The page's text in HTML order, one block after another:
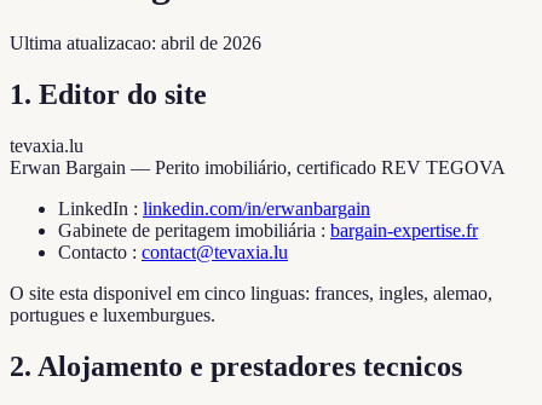
Ultima atualizacao: abril de 2026
1. Editor do site
tevaxia.lu
Erwan Bargain — Perito imobiliário, certificado REV TEGOVA
LinkedIn : linkedin.com/in/erwanbargain
Gabinete de peritagem imobiliária : bargain-expertise.fr
Contacto : contact@tevaxia.lu
O site esta disponivel em cinco linguas: frances, ingles, alemao,
portugues e luxemburgues.
2. Alojamento e prestadores tecnicos